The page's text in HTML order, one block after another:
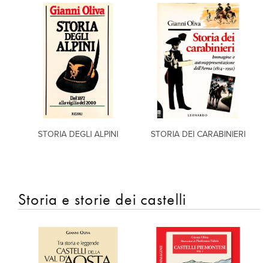
STORIA DEGLI ALPINI STORIA DEI CARABINIERI
Storia e storie dei castelli